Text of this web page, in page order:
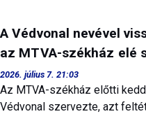
A Védvonal nevével
az MTVA-székház elé
2026. július 7. 21:03
Az MTVA-székház előtti
Védvonal szervezte, azt